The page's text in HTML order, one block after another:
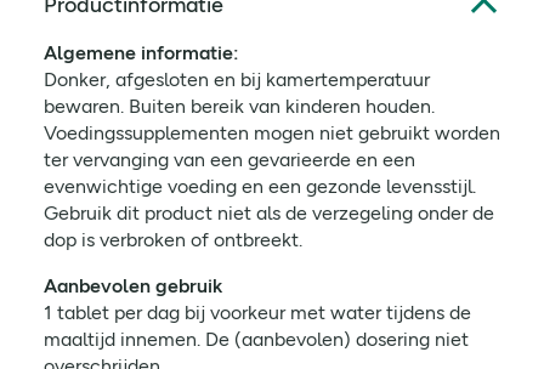
Algemene informatie:
Donker, afgesloten en bij kamertemperatuur
bewaren. Buiten bereik van kinderen houden.
Voedingssupplementen mogen niet gebruikt worden
ter vervanging van een gevarieerde en een
evenwichtige voeding en een gezonde levensstijl.
Gebruik dit product niet als de verzegeling onder de
dop is verbroken of ontbreekt.
Aanbevolen gebruik
1 tablet per dag bij voorkeur met water tijdens de
maaltijd innemen. De (aanbevolen) dosering niet